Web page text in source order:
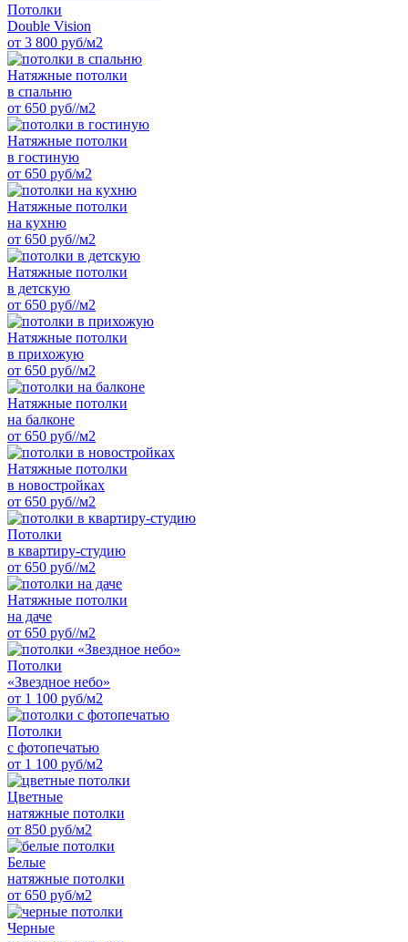
Потолки
Double Vision
от 3 800 руб/м2
Натяжные потолки
в спальню
от 650 руб//м2
Натяжные потолки
в гостиную
от 650 руб/м2
Натяжные потолки
на кухню
от 650 руб//м2
Натяжные потолки
в детскую
от 650 руб//м2
Натяжные потолки
в прихожую
от 650 руб//м2
Натяжные потолки
на балконе
от 650 руб//м2
Натяжные потолки
в новостройках
от 650 руб//м2
Потолки
в квартиру-студию
от 650 руб//м2
Натяжные потолки
на даче
от 650 руб//м2
Потолки
«Звездное небо»
от 1 100 руб/м2
Потолки
с фотопечатью
от 1 100 руб/м2
Цветные
натяжные потолки
от 850 руб/м2
Белые
натяжные потолки
от 650 руб/м2
Черные